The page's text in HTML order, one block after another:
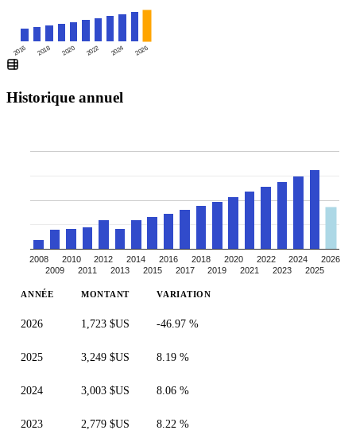
2016 2018 2020 2022 2024 2026
Historique annuel
2008
2009
2010
2011
2012
2013
2014
2015
2016
2017
2018
2019
2020
2021
2022
2023
2024
2025
2026
ANNÉE MONTANT VARIATION
2026 1,723 $US -46.97 %
2025 3,249 $US 8.19 %
2024 3,003 $US 8.06 %
2023 2,779 $US 8.22 %